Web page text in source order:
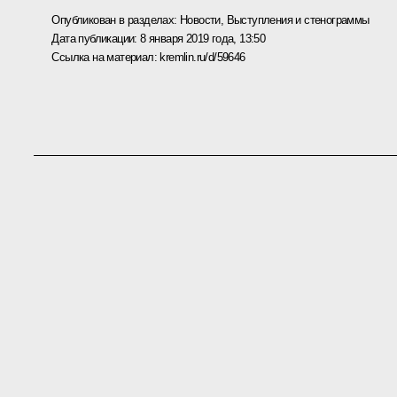
Опубликован в разделах: Новости, Выступления и стенограммы
Дата публикации:8 января 2019 года, 13:50
Ссылка на материал: kremlin.ru/d/59646